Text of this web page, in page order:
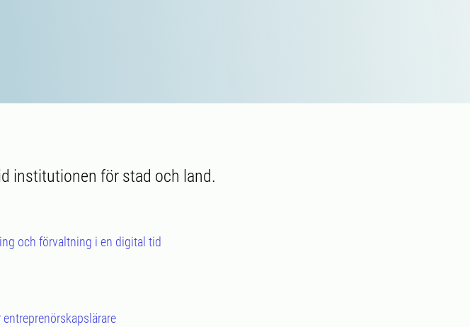
institutionen för stad och land.
och förvaltning i en digital tid